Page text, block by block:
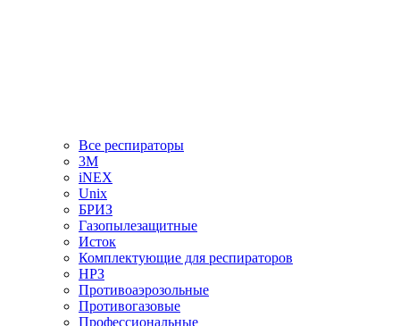
Все респираторы
3М
iNEX
Unix
БРИЗ
Газопылезащитные
Исток
Комплектующие для респираторов
НРЗ
Противоаэрозольные
Противогазовые
Профессиональные